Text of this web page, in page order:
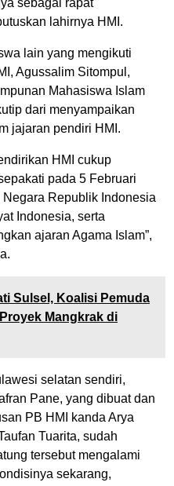
sebagai rapat
lahirnya HMI.
lain yang mengikuti
Agussalim Sitompul,
Mahasiswa Islam
dari menyampaikan
jajaran pendiri HMI.
HMI cukup
pada 5 Februari
Negara Republik Indonesia
Indonesia, serta
ajaran Agama Islam”,
Sulsel, Koalisi Pemuda
Mangkrak di
selatan sendiri,
Pane, yang dibuat dan
PB HMI kanda Arya
Tuarita, sudah
tersebut mengalami
sekarang,